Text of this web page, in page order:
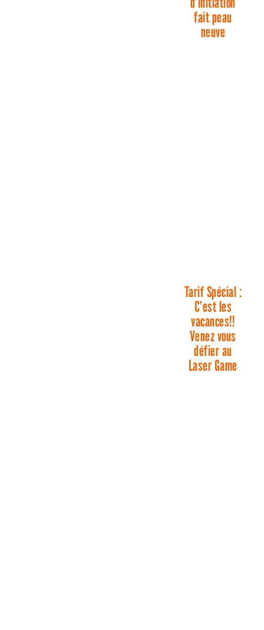
fait peau
neuve
Tarif Spécial :
C’est les
vacances!!
Venez vous
défier au
Laser Game